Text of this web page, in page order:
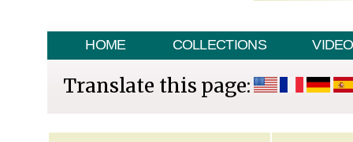
HOME COLLECTIONS VIDEO
Translate this page: